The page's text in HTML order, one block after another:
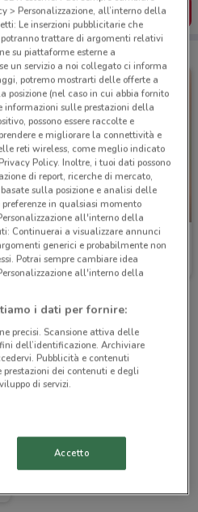
SCARICA L’APP
IN ARRIVO
ZooPlanet
Valido dal 07/11
> Personalizzazione, all’interno della
Le inserzioni pubblicitarie che
trattare di argomenti relativi
su piattaforme esterne a
un servizio a noi collegato ci informa
potremo mostrarti delle offerte a
posizione (nel caso in cui abbia fornito
informazioni sulle prestazioni della
possono essere raccolte e
e migliorare la connettività e
reti wireless, come meglio indicato
Policy. Inoltre, i tuoi dati possono
di report, ricerche di mercato,
sulla posizione e analisi delle
in qualsiasi momento
all'interno della
Continuerai a visualizzare annunci
generici e probabilmente non
Potrai sempre cambiare idea
all'interno della
i dati per fornire:
precisi. Scansione attiva delle
dell’identificazione. Archiviare
Pubblicità e contenuti
dei contenuti e degli
di servizi.
Accetto